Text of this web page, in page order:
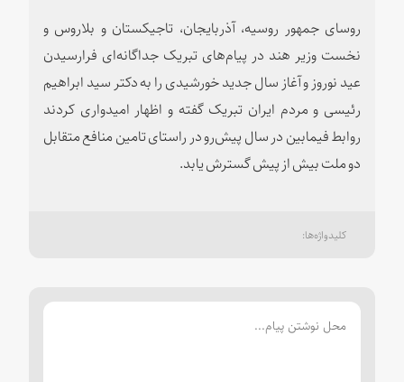
روسای جمهور روسیه، آذربایجان، تاجیکستان و بلاروس و
نخست وزیر هند در پیام‌های تبریک جداگانه‌ای فرارسیدن
عید نوروز و آغاز سال جدید خورشیدی را به دکتر سید ابراهیم
رئیسی و مردم ایران تبریک گفته و اظهار امیدواری کردند
روابط فیمابین در سال پیش‌رو در راستای تامین منافع متقابل
دو ملت بیش از پیش گسترش یابد.